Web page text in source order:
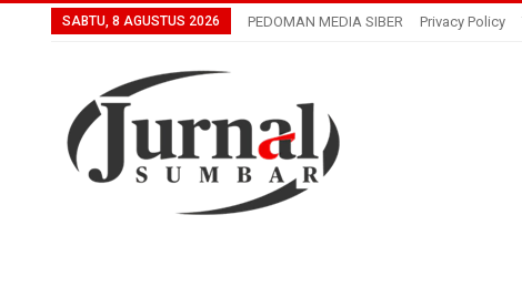
SABTU, 8 AGUSTUS 2026 PEDOMAN MEDIA SIBER Privacy Policy